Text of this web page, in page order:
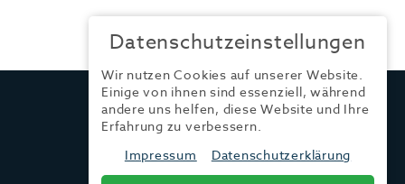
TRENDYONE
Ad can do GmbH & Co. KG
Kurzes Geländ 8 a | 86156 Augsburg
Datenschutzeinstellungen
Wir nutzen Cookies auf unserer Website.
Einige von ihnen sind essenziell, während
andere uns helfen, diese Website und Ihre
Erfahrung zu verbessern.
Impressum
Datenschutzerklärung